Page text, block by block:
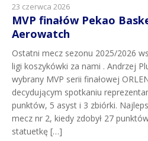
23 czerwca 2026
MVP finałów Pekao
Aerowatch
Ostatni mecz sezonu 2025/2026
ligi koszykówki za nami . Andrzej
wybrany MVP serii finałowej
decydującym spotkaniu
punktów, 5 asyst i 3 zbiórki.
mecz nr 2, kiedy zdobył 27
statuetkę […]